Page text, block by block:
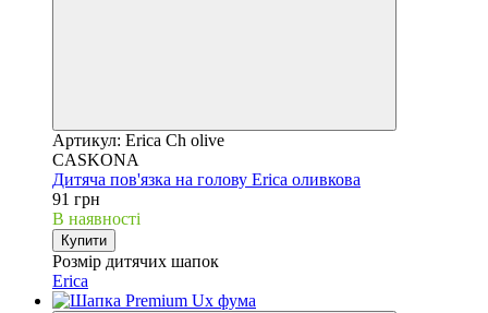
Артикул: Erica Ch olive
CASKONA
Дитяча пов'язка на голову Erica оливкова
91 грн
В наявності
Купити
Розмір дитячих шапок
Erica